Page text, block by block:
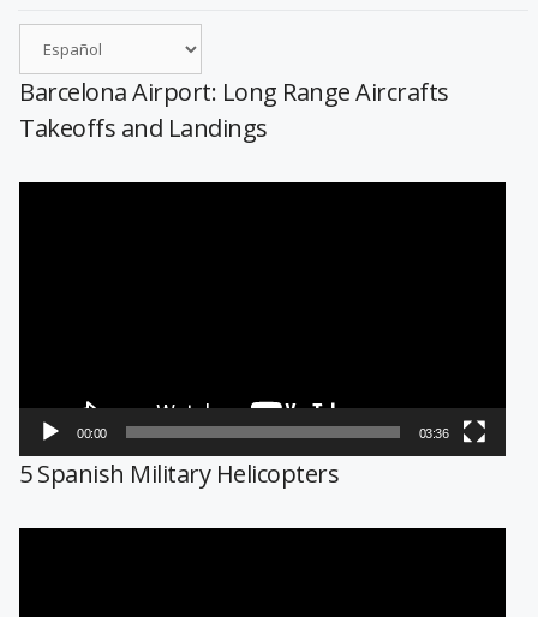
Barcelona Airport: Long Range Aircrafts
Takeoffs and Landings
00:00 03:36
5 Spanish Military Helicopters